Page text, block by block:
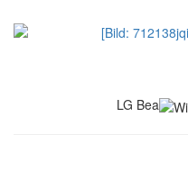
LG Bea